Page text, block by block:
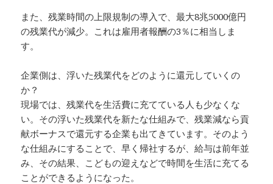
また、残業時間の上限規制の導入で、最大8兆5000億円
の残業代が減少。これは雇用者報酬の3％に相当しま
す。
企業側は、浮いた残業代をどのように還元していくの
か？
現場では、残業代を生活費に充てている人も少なくな
い。その浮いた残業代を新たな仕組みで、残業減なら貢
献ボーナスで還元する企業も出てきています。そのよう
な仕組みにすることで、早く帰社するが、給与は前年並
み、その結果、こどもの迎えなどで時間を生活に充てる
ことができるようになった。